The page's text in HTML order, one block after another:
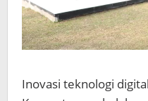
Inovasi teknologi